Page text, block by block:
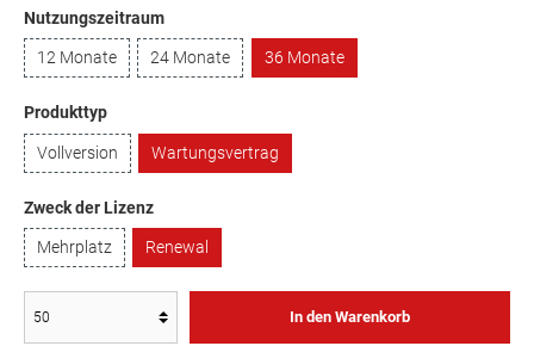
Nutzungszeitraum
12 Monate
24 Monate 36 Monate
Produkttyp
Vollversion
Wartungsvertrag
Zweck der Lizenz
Mehrplatz
Renewal
In den Warenkorb